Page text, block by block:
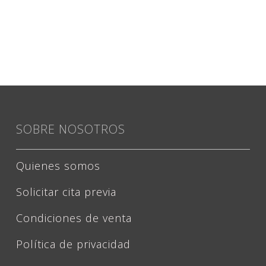
SOBRE NOSOTROS
Quienes somos
Solicitar cita previa
Condiciones de venta
Política de privacidad